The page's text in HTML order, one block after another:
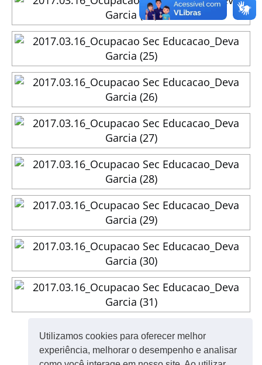
Utilizamos cookies para oferecer melhor
experiência, melhorar o desempenho e analisar
◄ 1 2